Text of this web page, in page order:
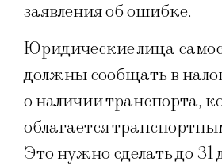
заявления об ошибке.
Юридические лица
должны сообщать в
о наличии транспорта,
облагается
Это нужно сделать до 31